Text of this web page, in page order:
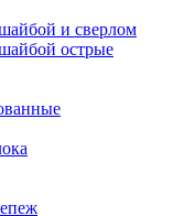
и сверлом
острые